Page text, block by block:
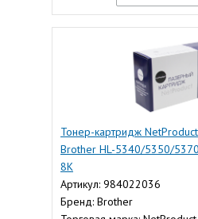
Тонер-картридж
Brother HL-5340/5350/
8K
Артикул: 984022036
Бренд: Brother